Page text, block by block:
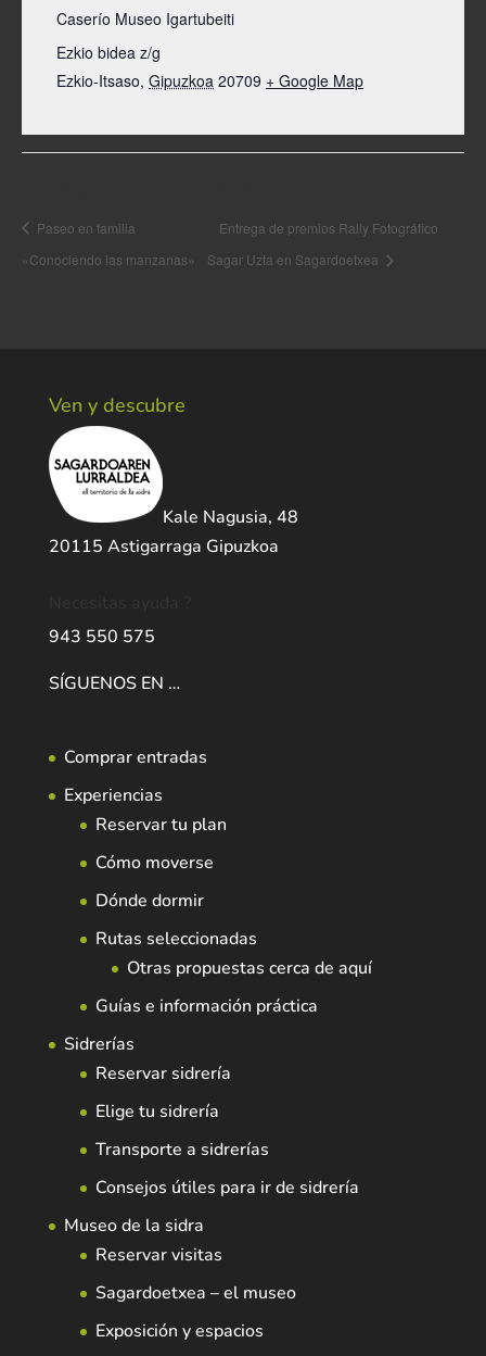
Caserío Museo Igartubeiti
Ezkio bidea z/g
Ezkio-Itsaso, Gipuzkoa 20709 + Google Map
Paseo en familia
«Conociendo las manzanas»
Entrega de premios Rally Fotográfico
Sagar Uzta en Sagardoetxea
Ven y descubre
Kale Nagusia, 48
20115 Astigarraga Gipuzkoa
943 550 575
SÍGUENOS EN …
Comprar entradas
Experiencias
Reservar tu plan
Cómo moverse
Dónde dormir
Rutas seleccionadas
Otras propuestas cerca de aquí
Guías e información práctica
Sidrerías
Reservar sidrería
Elige tu sidrería
Transporte a sidrerías
Consejos útiles para ir de sidrería
Museo de la sidra
Reservar visitas
Sagardoetxea – el museo
Exposición y espacios